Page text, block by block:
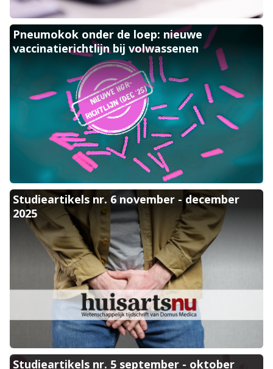
Koppelen aan de Pneumokok onder de loep: nieuwe
Pneumokok onder de loep: nieuwe
vaccinatierichtlijn bij volwassenen
Koppelen aan de Studieartikels nr. 6 november - december 2025
Studieartikels nr. 6 november - december
2025
Koppelen aan de Studieartikels nr. 5 september - oktober 2025
Studieartikels nr. 5 september - oktober